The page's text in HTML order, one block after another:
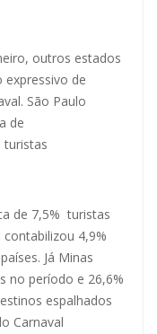
outros estados
de
São Paulo
de
turistas
de 7,5% turistas
4,9%
Já Minas
no período e 26,6%
espalhados
Carnaval